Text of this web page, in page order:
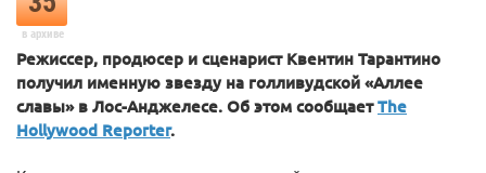
в архиве
Режиссер, продюсер и сценарист Квентин Тарантино
получил именную звезду на голливудской «Аллее
славы» в Лос-Анджелесе. Об этом сообщаетThe
Hollywood Reporter.